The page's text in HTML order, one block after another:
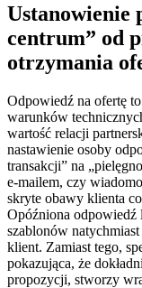
Ustanowienie
centrum” od
otrzymania
Odpowiedź na ofertę
warunków
wartość relacji
nastawienie osoby
transakcji” na
e-mailem, czy
skryte obawy klienta
Opóźniona odpowiedź
szablonów
klient. Zamiast tego,
pokazująca, że
propozycji, stworzy